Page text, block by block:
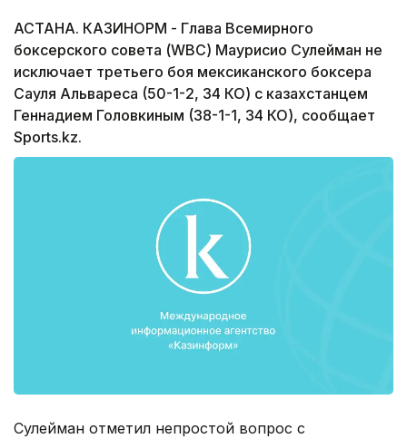
АСТАНА. КАЗИНОРМ - Глава Всемирного
боксерского совета (WBC) Маурисио Сулейман не
исключает третьего боя мексиканского боксера
Сауля Альвареса (50-1-2, 34 КО) с казахстанцем
Геннадием Головкиным (38-1-1, 34 КО), сообщает
Sports.kz.
Сулейман отметил непростой вопрос с